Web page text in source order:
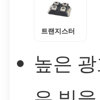
트랜지스터
높은